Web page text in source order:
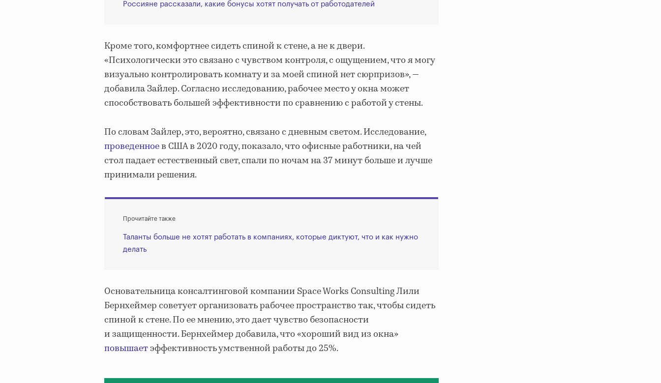
Россияне рассказали, какие бонусы хотят получать от работодателей
Кроме того, комфортнее сидеть спиной к стене, а не к двери.
«Психологически это связано с чувством контроля, с ощущением, что я могу
визуально контролировать комнату и за моей спиной нет сюрпризов», —
добавила Зайлер. Согласно исследованию, рабочее место у окна может
способствовать большей эффективности по сравнению с работой у стены.
По словам Зайлер, это, вероятно, связано с дневным светом. Исследование,
проведенноев США в 2020 году, показало, что офисные работники, на чей
стол падает естественный свет, спали по ночам на 37 минут больше и лучше
принимали решения.
Прочитайте также
Таланты больше не хотят работать в компаниях, которые диктуют, что и как нужно
делать
Основательница консалтинговой компании Space Works Consulting Лили
Бернхеймер советует организовать рабочее пространство так, чтобы сидеть
спиной к стене. По ее мнению, это дает чувство безопасности
и защищенности. Бернхеймер добавила, что «хороший вид из окна»
повышаетэффективность умственной работы до 25%.